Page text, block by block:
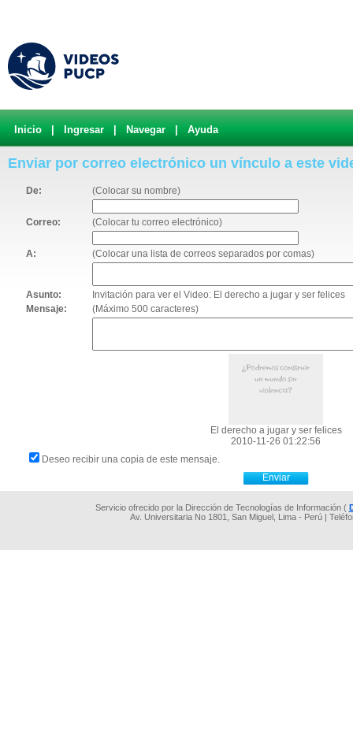
Inicio Ingresar Navegar Ayuda
Enviar por correo electrónico un vínculo a este
De: (Colocar su nombre)
Correo: (Colocar tu correo electrónico)
A: (Colocar una lista de correos separados por comas)
Asunto:
Invitación para ver el Video: El derecho a jugar y ser felices
Mensaje:
(Máximo 500 caracteres)
El derecho a jugar y ser felices
2010-11-26 01:22:56
Deseo recibir una copia de este mensaje.
Servicio ofrecido por la Dirección de Tecnologías de Información (
Av. Universitaria No 1801, San Miguel, Lima - Perú |